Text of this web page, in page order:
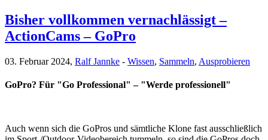
Bisher vollkommen vernachlässigt –
ActionCams – GoPro
03. Februar 2024, Ralf Jannke - Wissen, Sammeln, Ausprobieren
GoPro? Für "Go Professional" – "Werde professionell"
Auch wenn sich die GoPros und sämtliche Klone fast ausschließlich